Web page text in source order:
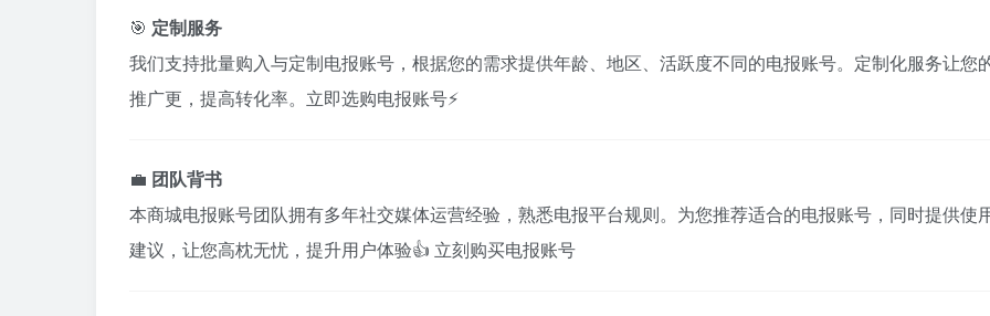
🎯 定制服务
我们支持批量购入与定制电报账号，根据您的需求提供年龄、地区、活跃度不同的电报账号。定制化服务让您
推广更，提高转化率。立即选购电报账号⚡
💼 团队背书
本商城电报账号团队拥有多年社交媒体运营经验，熟悉电报平台规则。为您推荐适合的电报账号，同时提供使
建议，让您高枕无忧，提升用户体验👍 立刻购买电报账号